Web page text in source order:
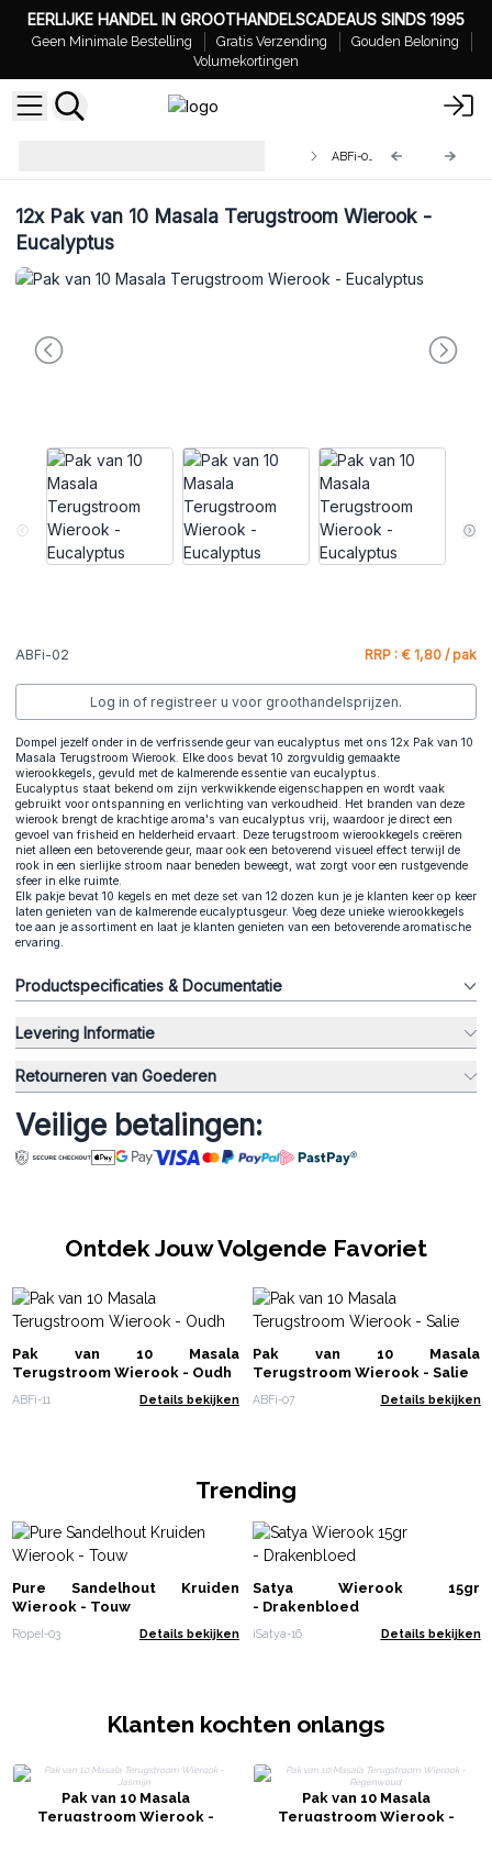
EERLIJKE HANDEL IN GROOTHANDELSCADEAUS SINDS 1995
Geen Minimale Bestelling Gratis Verzending
Gouden Beloning
Volumekortingen
ABFi-02
12xPak van 10 Masala Terugstroom Wierook -
Eucalyptus
ABFi-02 RRP : € 1,80 / pak
Log in of registreer u voor groothandelsprijzen.
Dompel jezelf onder in de verfrissende geur van eucalyptus met ons 12x Pak van 10
Masala Terugstroom Wierook. Elke doos bevat 10 zorgvuldig gemaakte
wierookkegels, gevuld met de kalmerende essentie van eucalyptus.
Eucalyptus staat bekend om zijn verkwikkende eigenschappen en wordt vaak
gebruikt voor ontspanning en verlichting van verkoudheid. Het branden van deze
wierook brengt de krachtige aroma's van eucalyptus vrij, waardoor je direct een
gevoel van frisheid en helderheid ervaart. Deze terugstroom wierookkegels creëren
niet alleen een betoverende geur, maar ook een betoverend visueel effect terwijl de
rook in een sierlijke stroom naar beneden beweegt, wat zorgt voor een rustgevende
sfeer in elke ruimte.
Elk pakje bevat 10 kegels en met deze set van 12 dozen kun je je klanten keer op keer
laten genieten van de kalmerende eucalyptusgeur. Voeg deze unieke wierookkegels
toe aan je assortiment en laat je klanten genieten van een betoverende aromatische
ervaring.
Productspecificaties & Documentatie
Levering Informatie
Retourneren van Goederen
Veilige betalingen:
Ontdek Jouw Volgende Favoriet
Pak van 10 Masala
Terugstroom Wierook - Oudh
ABFi-11 Details bekijken
Pak van 10 Masala
Terugstroom Wierook - Salie
ABFi-07 Details bekijken
Trending
Pure Sandelhout Kruiden
Wierook - Touw
RopeI-03 Details bekijken
Satya Wierook 15gr
- Drakenbloed
iSatya-16 Details bekijken
Klanten kochten onlangs
Pak van 10 Masala
Terugstroom Wierook -
Pak van 10 Masala
Terugstroom Wierook -